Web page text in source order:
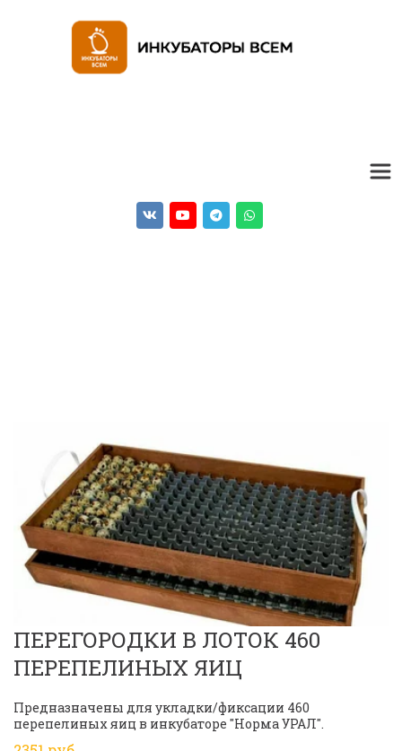
ПЕРЕГОРОДКИ В ЛОТОК 460
ПЕРЕПЕЛИНЫХ ЯИЦ
Предназначены для укладки/фиксации 460
перепелиных яиц в инкубаторе "Норма УРАЛ".